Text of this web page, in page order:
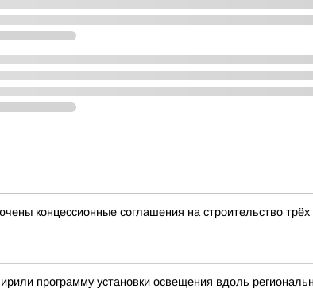
концессионные соглашения на строительство
программу установки освещения вдоль